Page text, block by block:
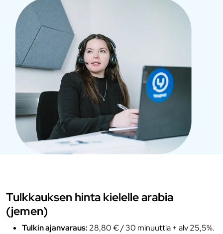
Tulkkauksen hinta kielelle arabia
(jemen)
Tulkin ajanvaraus: 28,80 € / 30 minuuttia + alv 25,5%.